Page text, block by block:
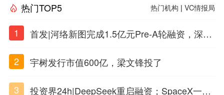
热门TOP5 热门机构 |VC情报局
1
首发|河络新图完成1.5亿元Pre-A轮融资，深耕i
2
宇树发行市值600亿，梁文锋投了
3
投资界24h|DeepSeek重启融资；SpaceX一夜